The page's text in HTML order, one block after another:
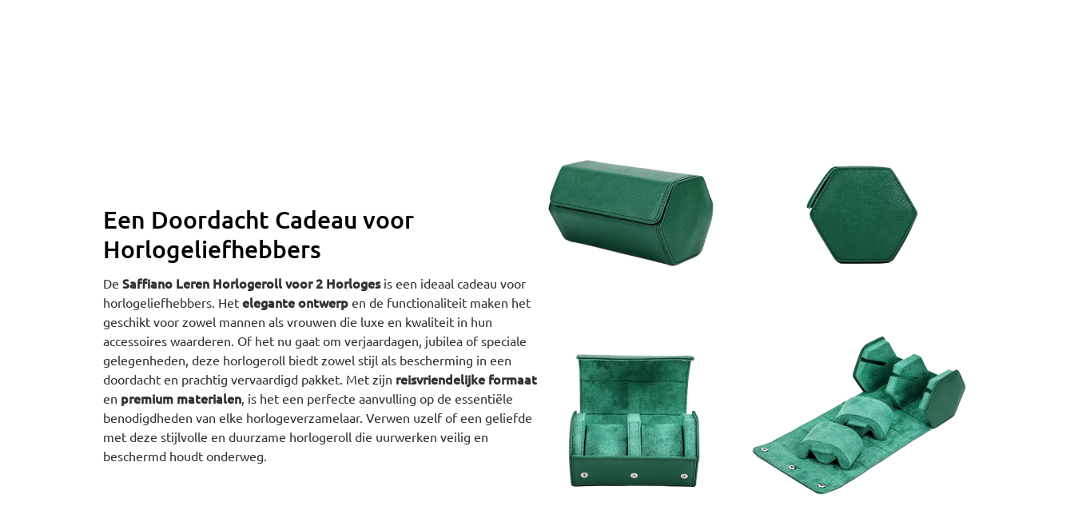
Een Doordacht Cadeau voor
Horlogeliefhebbers
De Saffiano Leren Horlogeroll voor 2 Horlogesis een ideaal cadeau voor
horlogeliefhebbers. Het elegante ontwerpen de functionaliteit maken het
geschikt voor zowel mannen als vrouwen die luxe en kwaliteit in hun
accessoires waarderen. Of het nu gaat om verjaardagen, jubilea of speciale
gelegenheden, deze horlogeroll biedt zowel stijl als bescherming in een
doordacht en prachtig vervaardigd pakket. Met zijn reisvriendelijke formaat
en premium materialen, is het een perfecte aanvulling op de essentiële
benodigdheden van elke horlogeverzamelaar. Verwen uzelf of een geliefde
met deze stijlvolle en duurzame horlogeroll die uurwerken veilig en
beschermd houdt onderweg.